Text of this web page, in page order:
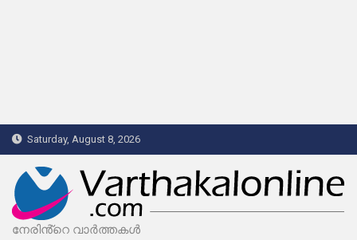
Skip
to
content
Saturday, August 8, 2026
നേരിൻ്റെ വാർത്തകൾ